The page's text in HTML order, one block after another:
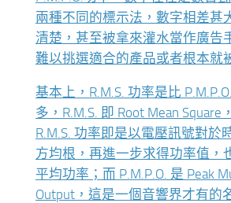
兩種不同的標示法，數字相差甚
清楚，甚至被拿來灌水當作廣告
難以挑選適合的產品或者根本就
基本上，R.M.S. 功率是比
多，R.M.S. 即 Root Mean Square
R.M.S. 功率即是以電壓訊號對於
方均根，再進一步求得功率值，
平均功率；而 P.M.P.O. 是 Peak
Output，這是一個音響界才有的